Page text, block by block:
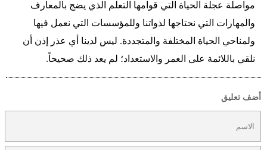
مواصلة عجلة الحياة التي قوامها التعلم الذي يضج بالمعارف
والمهارات التي نحتاجها لذواتنا وللمؤسسات التي نعمل فيها
ولمناحي الحياة المختلفة والمتجددة. ليس لدينا أي عذر إذن أن
نلقي باللائمة على العمر والاستعداد؛ لم يعد ذلك صحيحاً.
أضف تعليق